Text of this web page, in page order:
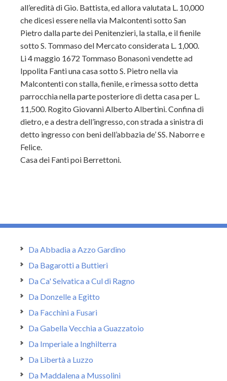
all’eredità di Gio. Battista, ed allora valutata L. 10,000
che dicesi essere nella via Malcontenti sotto San
Pietro dalla parte dei Penitenzieri, la stalla, e il fienile
sotto S. Tommaso del Mercato considerata L. 1,000.
Li 4 maggio 1672 Tommaso Bonasoni vendette ad
Ippolita Fanti una casa sotto S. Pietro nella via
Malcontenti con stalla, fienile, e rimessa sotto detta
parrocchia nella parte posteriore di detta casa per L.
11,500. Rogito Giovanni Alberto Albertini. Confina di
dietro, e a destra dell’ingresso, con strada a sinistra di
detto ingresso con beni dell’abbazia de’ SS. Naborre e
Felice.
Casa dei Fanti poi Berrettoni.
Da Abbadia a Azzo Gardino
Da Bagarotti a Buttieri
Da Ca' Selvatica a Cul di Ragno
Da Donzelle a Egitto
Da Facchini a Fusari
Da Gabella Vecchia a Guazzatoio
Da Imperiale a Inghilterra
Da Libertà a Luzzo
Da Maddalena a Mussolini